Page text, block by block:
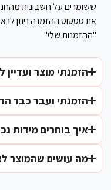
ששומרים על חשבונית
את סטטוס ההזמנה ניתן
"ההזמנות שלי"
הזמנתי מוצר
הזמנתי ועבר כבר
איך בוחרים מידות
מה עושים שהמוצר